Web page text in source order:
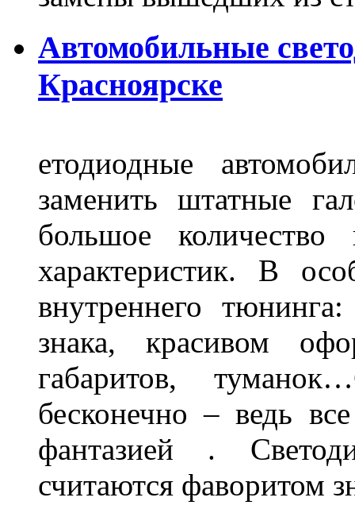
Автомобильные
Красноярске
етодиодные
заменить штатные
большое
характеристик. В
внутреннего
знака, красивом
габаритов,
бесконечно – ведь
фантазией .
считаются фаворитом